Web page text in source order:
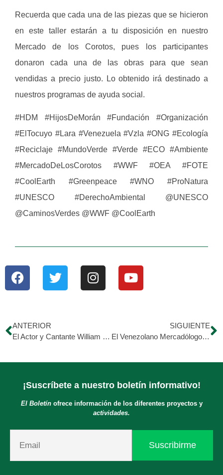
Recuerda que cada una de las piezas que se hicieron
en este taller estarán a tu disposición en nuestro
Mercado de los Corotos, pues los participantes
donaron cada una de las obras para que sean
vendidas a precio justo. Lo obtenido irá destinado a
nuestros programas de ayuda social.
#HDM #HijosDeMorán #Fundación #Organización
#ElTocuyo #Lara #Venezuela #Vzla #ONG #Ecología
#Reciclaje #MundoVerde #Verde #ECO #Ambiente
#MercadoDeLosCorotos #WWF #OEA #FOTE
#CoolEarth #Greenpeace #WNO #ProNatura
#UNESCO #DerechoAmbiental @UNESCO
@CaminosVerdes @WWF @CoolEarth
ANTERIOR
El Actor y Cantante William Valdez tiende su mano a Hijos de Morán.
SIGUIENTE
El Venezolano Mercadólogo y Productor Luis Medina Apoya a Hijos de Morán!
¡Suscríbete a nuestro boletín informativo!
El Boletínofrece información de los diferentes proyectos y
actividades.